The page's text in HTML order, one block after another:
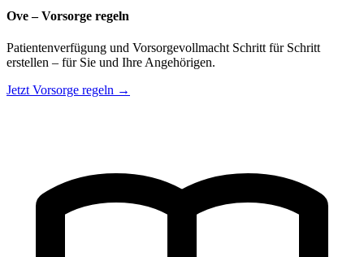
Ove – Vorsorge regeln
Patientenverfügung und Vorsorgevollmacht Schritt für Schritt
erstellen – für Sie und Ihre Angehörigen.
Jetzt Vorsorge regeln →